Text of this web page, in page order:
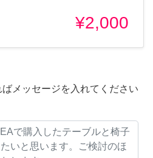
¥2,000
メッセージを入れてください